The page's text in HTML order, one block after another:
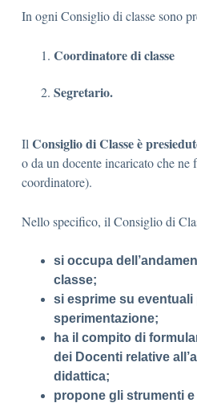
In ogni Consiglio di classe sono
Coordinatore di classe
Segretario.
Il Consiglio di Classeè
o da un docente incaricato che ne
coordinatore).
Nello specifico, il Consiglio di
si occupa
classe;
si esprime su
sperimentazione;
ha il compito di
dei Docenti relative
didattica;
propone gli strumenti